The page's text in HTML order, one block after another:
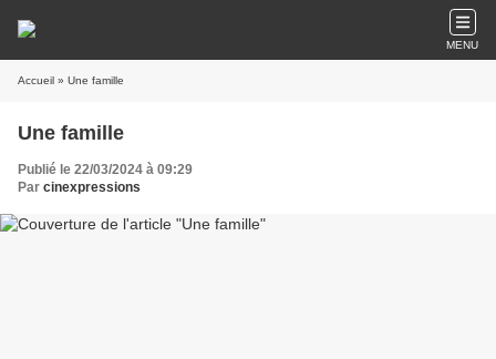
MENU
Accueil » Une famille
Une famille
Publié le 22/03/2024 à 09:29
Par cinexpressions